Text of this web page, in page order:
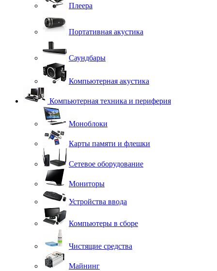
Плеера
Портативная акустика
Саундбары
Компьютерная акустика
Компьютерная техника и периферия
Моноблоки
Карты памяти и флешки
Сетевое оборудование
Мониторы
Устройства ввода
Компьютеры в сборе
Чистящие средства
Майнинг